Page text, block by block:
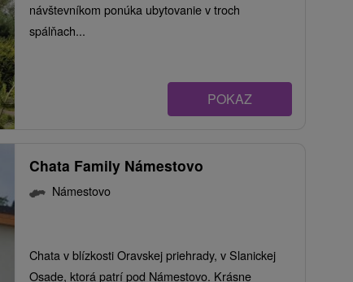
návštevníkom ponúka ubytovanie v troch
spálňach...
POKAZ
Chata Family Námestovo
Námestovo
Chata v blízkosti Oravskej priehrady, v Slanickej
Osade, ktorá patrí pod Námestovo. Krásne